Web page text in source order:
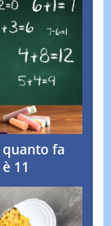
quanto fa
11